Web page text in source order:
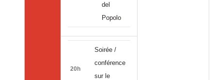
del
Popolo
20h
Soirée /
conférence
sur le